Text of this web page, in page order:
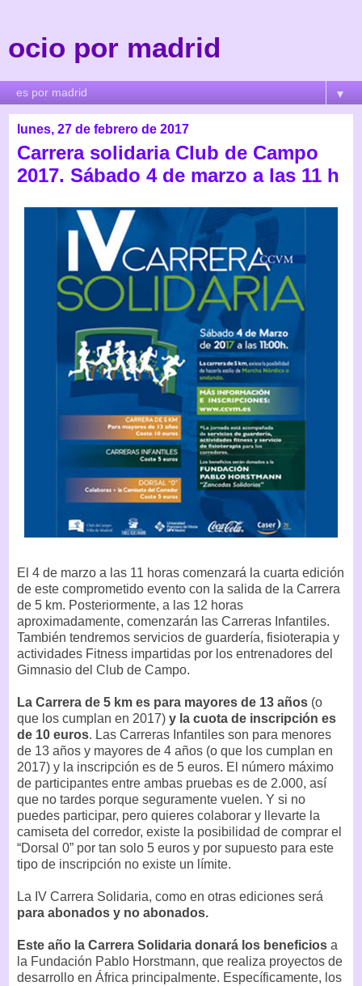
ocio por madrid
▼
lunes, 27 de febrero de 2017
Carrera solidaria Club de Campo
2017. Sábado 4 de marzo a las 11 h
El 4 de marzo a las 11 horas comenzará la cuarta edición
de este comprometido evento con la salida de la Carrera
de 5 km. Posteriormente, a las 12 horas
aproximadamente, comenzarán las Carreras Infantiles.
También tendremos servicios de guardería, fisioterapia y
actividades Fitness impartidas por los entrenadores del
Gimnasio del Club de Campo.
La Carrera de 5 km es para mayores de 13 años (o
que los cumplan en 2017) y la cuota de inscripción es
de 10 euros. Las Carreras Infantiles son para menores
de 13 años y mayores de 4 años (o que los cumplan en
2017) y la inscripción es de 5 euros. El número máximo
de participantes entre ambas pruebas es de 2.000, así
que no tardes porque seguramente vuelen. Y si no
puedes participar, pero quieres colaborar y llevarte la
camiseta del corredor, existe la posibilidad de comprar el
“Dorsal 0” por tan solo 5 euros y por supuesto para este
tipo de inscripción no existe un límite.
La IV Carrera Solidaria, como en otras ediciones será
para abonados y no abonados.
Este año la Carrera Solidaria donará los beneficios a
la Fundación Pablo Horstmann, que realiza proyectos de
desarrollo en África principalmente. Específicamente, los